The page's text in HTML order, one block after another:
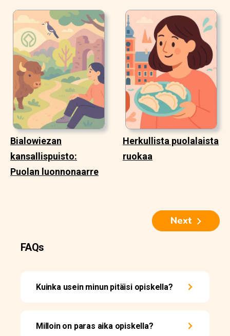
Bialowiezan
kansallispuisto:
Puolan luonnonaarre
Herkullista puolalaista
ruokaa
Next
FAQs
Kuinka usein minun pitäisi opiskella?
Milloin on paras aika opiskella?